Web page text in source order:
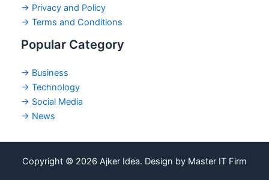
→ Privacy and Policy
→ Terms and Conditions
Popular Category
→ Business
→ Technology
→ Social Media
→ News
Copyright © 2026 Ajker Idea. Design by Master IT Firm